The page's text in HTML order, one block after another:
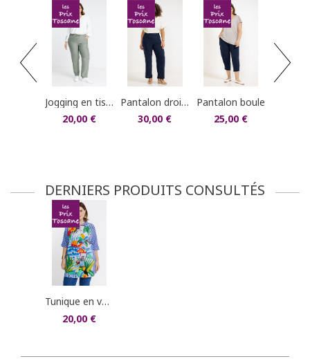
commandes/détails").
jogging en tissu léger
20,00 €
pantalon droit boutons recouverts
30,00 €
pantalon boule
25,00 €
DERNIERS PRODUITS CONSULTÉS
tunique en voile de coton
20,00 €